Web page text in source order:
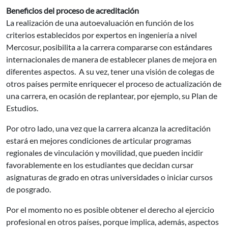
Beneficios del proceso de acreditación
La realización de una autoevaluación en función de los
criterios establecidos por expertos en ingeniería a nivel
Mercosur, posibilita a la carrera compararse con estándares
internacionales de manera de establecer planes de mejora en
diferentes aspectos. A su vez, tener una visión de colegas de
otros países permite enriquecer el proceso de actualización de
una carrera, en ocasión de replantear, por ejemplo, su Plan de
Estudios.
Por otro lado, una vez que la carrera alcanza la acreditación
estará en mejores condiciones de articular programas
regionales de vinculación y movilidad, que pueden incidir
favorablemente en los estudiantes que decidan cursar
asignaturas de grado en otras universidades o iniciar cursos
de posgrado.
Por el momento no es posible obtener el derecho al ejercicio
profesional en otros países, porque implica, además, aspectos